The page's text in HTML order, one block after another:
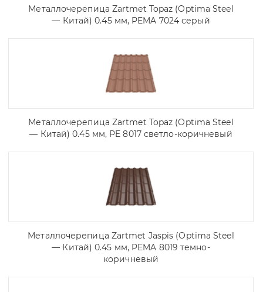
Металлочерепица Zartmet Topaz (Optima Steel
— Китай) 0.45 мм, PEMA 7024 серый
Металлочерепица Zartmet Topaz (Optima Steel
— Китай) 0.45 мм, PE 8017 светло-коричневый
Металлочерепица Zartmet Jaspis (Optima Steel
— Китай) 0.45 мм, PEMA 8019 темно-
коричневый